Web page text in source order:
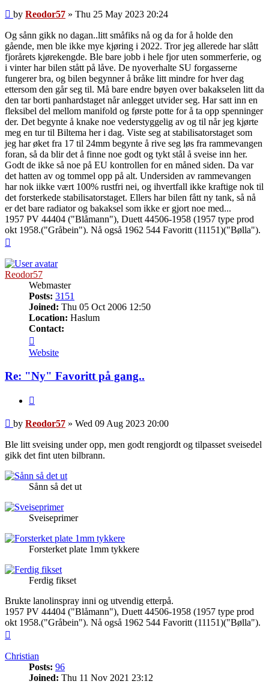
Post
by Reodor57 » Thu 25 May 2023 20:24
Og sånn gikk no dagan..litt småfiks nå og da for å holde den
gående, men ble ikke mye kjøring i 2022. Tror jeg allerede har slått
fjorårets kjørekengde. Ble bare jobb i hele fjor uten sommerferie, og
i vinter har bilen stått på låve. De nyoverhalte SU forgasserne
fungerer bra, og bilen begynner å bråke litt mindre for hver dag
ettersom den går seg til. Må bare endre bøyen over bakakselen litt da
den tar borti panhardstaget når anlegget utvider seg. Har satt inn en
fleksibel del mellom manifold og første potte for å ta opp spenninger
der. Det begynte å knake noe vederstyggelig av og til når jeg kjørte
meg en tur til Biltema her i dag. Viste seg at stabilisatorstaget som
jeg har øket fra 17 til 24mm begynte å rive seg løs fra rammevangen
foran, så da blir det å finne noe godt og tykt stål å sveise inn her.
Godt de ikke så noe på EU kontrollen for en måned siden. Da var
det hatten av og tommel opp på alt. Undersiden av rammevangen
har nok iikke vært 100% rustfri nei, og ihvertfall ikke kraftige nok til
det forsterkede stabilisatorstaget. Ellers har bilen fått ny tank, så nå
er det bare radiator og bakaksel som ikke er gjort noe med...
1957 PV 44404 ("Blåmann"), Duett 44506-1958 (1957 type prod
okt 1958.("Gråbein"). Nå også 1962 544 Favoritt (11151)("Bølla").
Reodor57
Webmaster
Posts: 3151
Joined: Thu 05 Oct 2006 12:50
Location: Haslum
Contact:
Reodor57
Website
Re: "Ny" Favoritt på gang..
Post
by Reodor57 » Wed 09 Aug 2023 20:00
Ble litt sveising under opp, men godt rengjordt og tilpasset sveisedel
gikk det fint uten bilbrann.
Sånn så det ut
Sveiseprimer
Forsterket plate 1mm tykkere
Ferdig fikset
Brukte lanolinspray inni og utvendig etterpå.
1957 PV 44404 ("Blåmann"), Duett 44506-1958 (1957 type prod
okt 1958.("Gråbein"). Nå også 1962 544 Favoritt (11151)("Bølla").
Christian
Posts: 96
Joined: Thu 11 Nov 2021 23:12